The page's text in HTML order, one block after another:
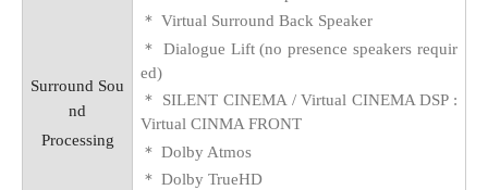
Surround Sou
nd
Processing
＊ Virtual Surround Back Speaker
＊ Dialogue Lift (no presence speakers requir
ed)
＊ SILENT CINEMA / Virtual CINEMA DSP :
Virtual CINMA FRONT
＊ Dolby Atmos
＊ Dolby TrueHD